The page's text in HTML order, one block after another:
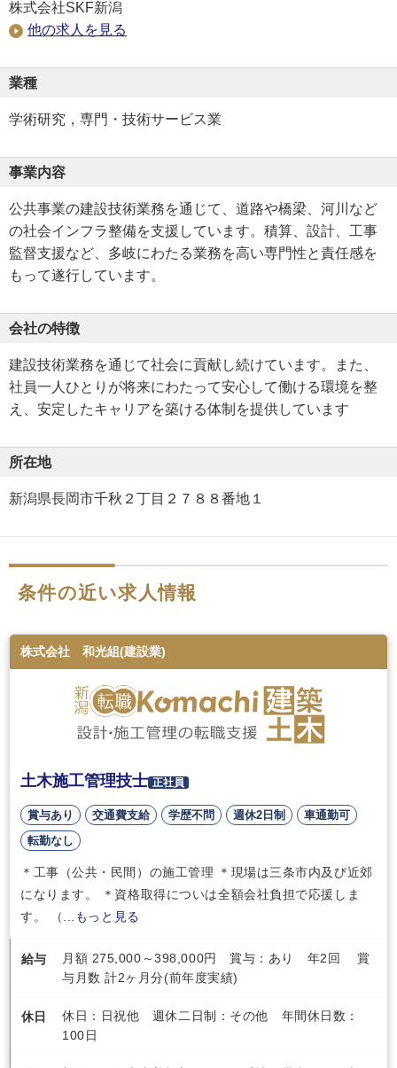
株式会社SKF新潟
他の求人を見る
業種
学術研究，専門・技術サービス業
事業内容
公共事業の建設技術業務を通じて、道路や橋梁、河川など
の社会インフラ整備を支援しています。積算、設計、工事
監督支援など、多岐にわたる業務を高い専門性と責任感を
もって遂行しています。
会社の特徴
建設技術業務を通じて社会に貢献し続けています。また、
社員一人ひとりが将来にわたって安心して働ける環境を整
え、安定したキャリアを築ける体制を提供しています
所在地
新潟県長岡市千秋２丁目２７８８番地１
条件の近い求人情報
株式会社 和光組(建設業)
土木施工管理技士 正社員
賞与あり 交通費支給 学歴不問 週休2日制
車通勤可
転勤なし
＊工事（公共・民間）の施工管理 ＊現場は三条市内及び近郊
になります。 ＊資格取得についは全額会社負担で応援しま
す。 （... もっと見る
給与
月額 275,000～398,000円 賞与：あり 年2回 賞
与月数 計2ヶ月分(前年度実績)
休日
休日：日祝他 週休二日制：その他 年間休日数：
100日